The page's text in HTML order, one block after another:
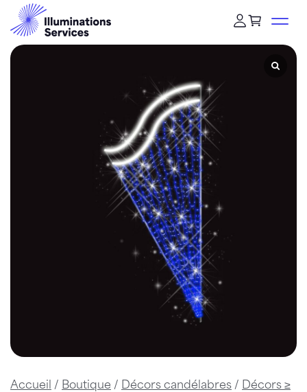
Accueil / Boutique / Décors candélabres / Décors ≥